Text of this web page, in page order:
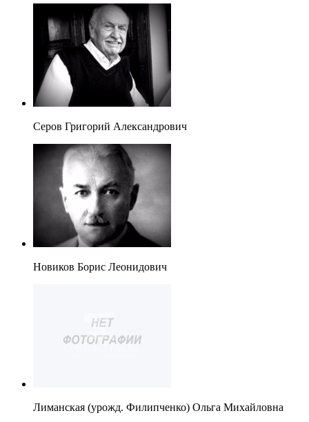
Серов Григорий Александрович
Новиков Борис Леонидович
Лиманская (урожд. Филипченко) Ольга Михайловна